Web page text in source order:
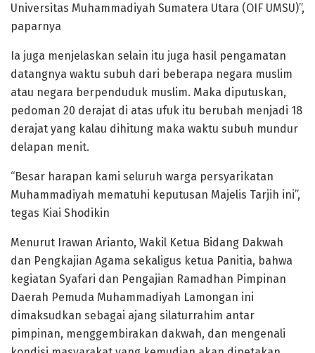
Universitas Muhammadiyah Sumatera Utara (OIF UMSU)”,
paparnya
Ia juga menjelaskan selain itu juga hasil pengamatan
datangnya waktu subuh dari beberapa negara muslim
atau negara berpenduduk muslim. Maka diputuskan,
pedoman 20 derajat di atas ufuk itu berubah menjadi 18
derajat yang kalau dihitung maka waktu subuh mundur
delapan menit.
“Besar harapan kami seluruh warga persyarikatan
Muhammadiyah mematuhi keputusan Majelis Tarjih ini”,
tegas Kiai Shodikin
Menurut Irawan Arianto, Wakil Ketua Bidang Dakwah
dan Pengkajian Agama sekaligus ketua Panitia, bahwa
kegiatan Syafari dan Pengajian Ramadhan Pimpinan
Daerah Pemuda Muhammadiyah Lamongan ini
dimaksudkan sebagai ajang silaturrahim antar
pimpinan, menggembirakan dakwah, dan mengenali